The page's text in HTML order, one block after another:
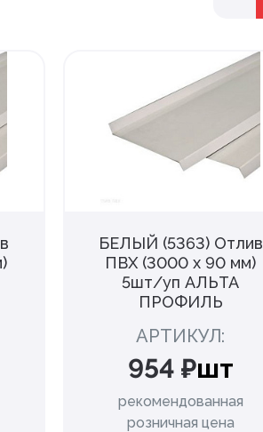
БЕЛЫЙ (5363) Отлив
ПВХ (3000 х 90 мм)
5шт/уп АЛЬТА
ПРОФИЛЬ
АРТИКУЛ:
954 ₽шт
рекомендованная
розничная цена